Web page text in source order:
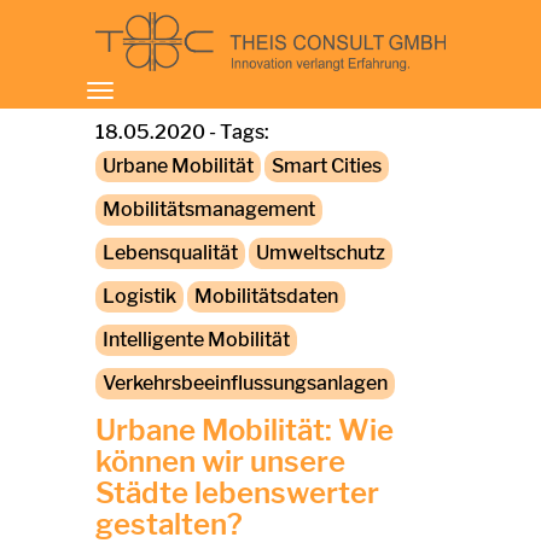
Toggle
navigation
18.05.2020 - Tags:
Urbane Mobilität
Smart Cities
Mobilitätsmanagement
Lebensqualität
Umweltschutz
Logistik
Mobilitätsdaten
Intelligente Mobilität
Verkehrsbeeinflussungsanlagen
Urbane Mobilität: Wie
können wir unsere
Städte lebenswerter
gestalten?